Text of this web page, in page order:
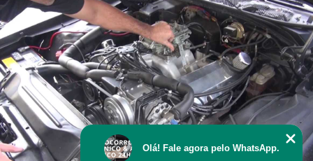
Olá! Fale agora pelo WhatsApp.